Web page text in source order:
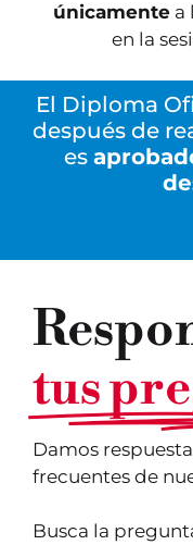
únicamente a
en la
El Diploma
después de
es
tus
Damos
frecuentes de
Busca la